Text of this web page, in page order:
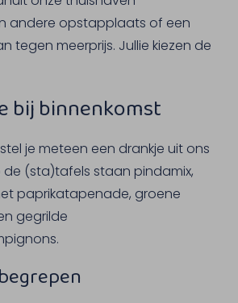
andere opstapplaats of een
tegen meerprijs. Jullie kiezen de
bij binnenkomst
je meteen een drankje uit ons
de (sta)tafels staan pindamix,
paprikatapenade, groene
gegrilde